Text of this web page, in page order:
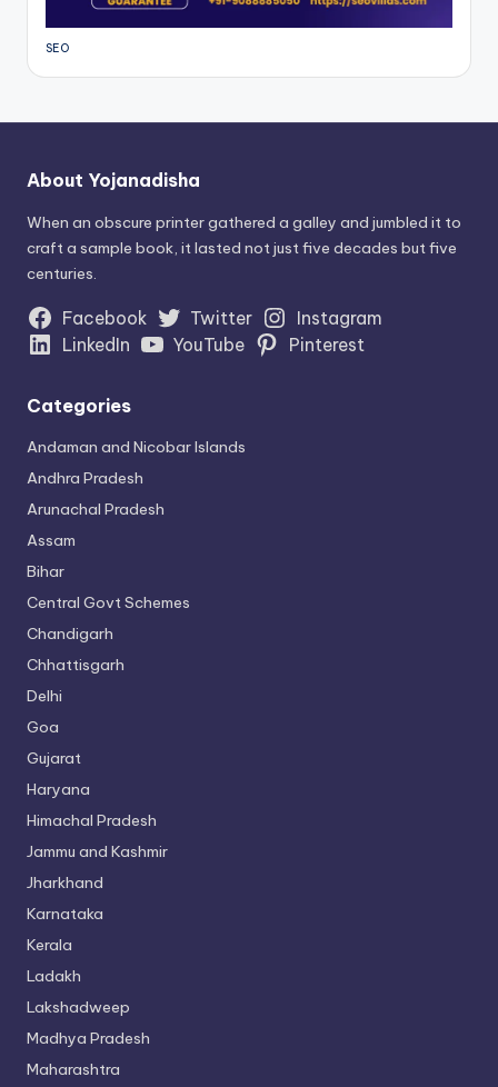
SEO
About Yojanadisha
When an obscure printer gathered a galley and jumbled it to
craft a sample book, it lasted not just five decades but five
centuries.
Facebook Twitter
Instagram
LinkedIn
YouTube Pinterest
Categories
Andaman and Nicobar Islands
Andhra Pradesh
Arunachal Pradesh
Assam
Bihar
Central Govt Schemes
Chandigarh
Chhattisgarh
Delhi
Goa
Gujarat
Haryana
Himachal Pradesh
Jammu and Kashmir
Jharkhand
Karnataka
Kerala
Ladakh
Lakshadweep
Madhya Pradesh
Maharashtra